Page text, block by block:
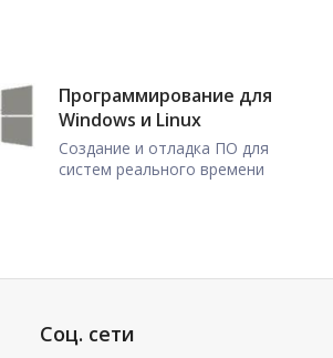
Программирование для
Windows и Linux
Создание и отладка ПО для
систем реального времени
Соц. сети